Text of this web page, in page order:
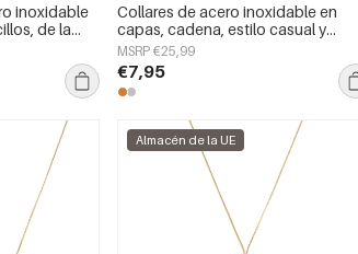
inoxidable
de la
Collares de acero inoxidable en
capas, cadena, estilo casual y
sencillo para uso diario, joyería para
mujer.
MSRP €25,99
€7,95
Almacén de la UE